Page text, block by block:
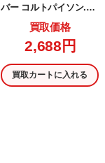
バー コルトパイソン.35
7マグナム 2.5インチ ス
テンレスタイプ
買取価格
2,688円
買取カートに入れる